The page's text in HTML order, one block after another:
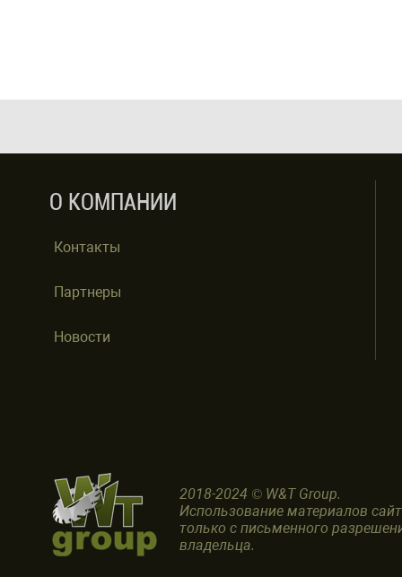
О КОМПАНИИ
Контакты
Партнеры
Новости
2018-2024 © W&T Group.
Использование материалов
только с письменного
владельца.